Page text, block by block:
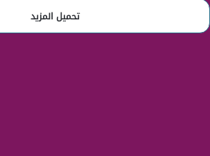
تحميل المزيد